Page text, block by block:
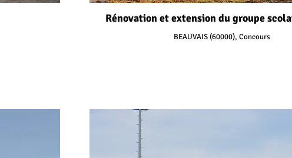
Rénovation et extension du groupe
BEAUVAIS (60000), Concours